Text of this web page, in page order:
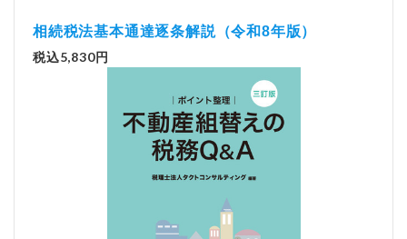
相続税法基本通達逐条解説（令和8年版）
税込5,830円